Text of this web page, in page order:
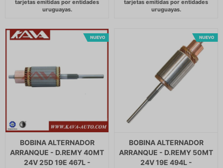
BOBINA ALTERNADOR
ARRANQUE - D.REMY 40MT
24V 25D 19E 467L -
BOBINA ALTERNADOR
ARRANQUE - D.REMY 50MT
24V 19E 494L -